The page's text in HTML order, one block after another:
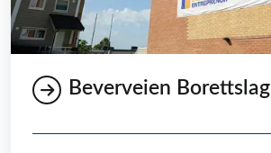
Beverveien Borettslag